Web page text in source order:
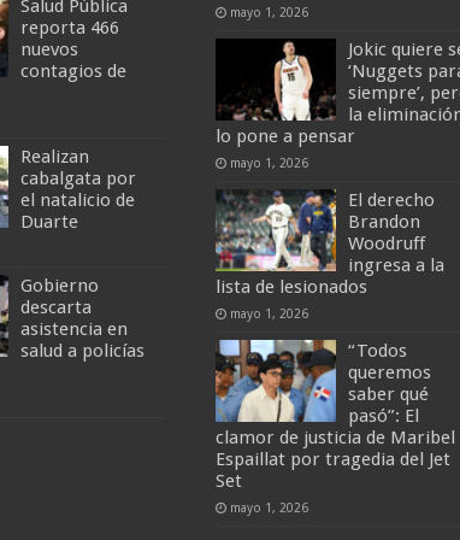
Salud Pública
reporta 466
nuevos
contagios de
Realizan
cabalgata por
el natalicio de
Duarte
Gobierno
descarta
asistencia en
salud a policías
mayo 1, 2026
Jokic quiere
‘Nuggets
siempre’,
la
lo pone a pensar
mayo 1, 2026
El derecho
Brandon
Woodruff
ingresa a la
lista de lesionados
mayo 1, 2026
“Todos
queremos
saber qué
pasó”: El
clamor de justicia de Maribel
Espaillat por tragedia del Jet
Set
mayo 1, 2026